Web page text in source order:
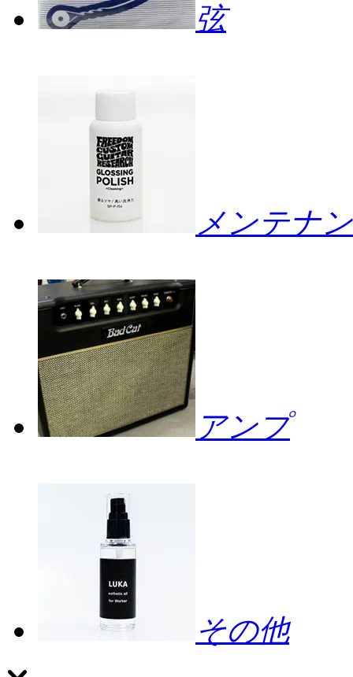
弦
メンテナ
アンプ
その他